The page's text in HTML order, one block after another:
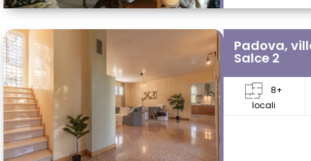
Padova,
Salce 2
8+
locali